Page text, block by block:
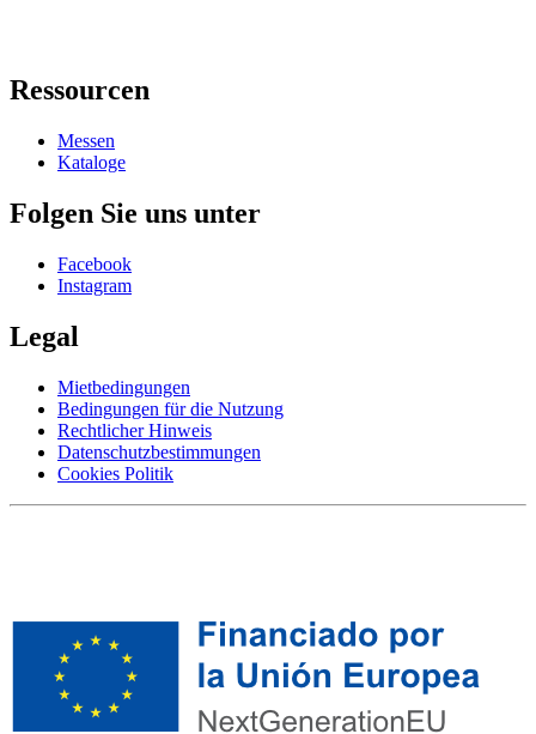
Ressourcen
Messen
Kataloge
Folgen Sie uns unter
Facebook
Instagram
Legal
Mietbedingungen
Bedingungen für die Nutzung
Rechtlicher Hinweis
Datenschutzbestimmungen
Cookies Politik